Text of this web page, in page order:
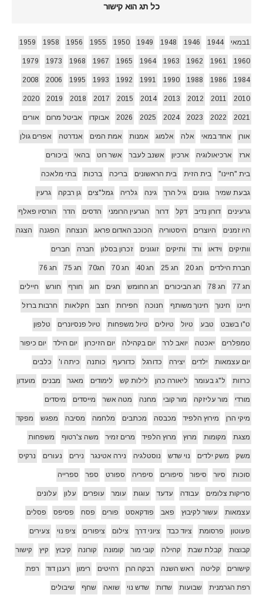
כל תג הוא קישור
1במאי 1944
1946
1948
1949
1950
1955
1956
1958
1959
1960
1961
1962
1963
1964
1965
1967
1968
1973
1979
1984
1986
1988
1990
1991
1992
1993
1995
2006
2008
2010
2011
2012
2013
2014
2015
2017
2018
2019
2020
2021
2022
2023
2024
2025
2026 אבוקדו אביטל מרום אורים
אורן אחד במאי אלה אלמוג אמנות אמת המים אנדרטה אפרים גולן
ארז ארכיאולוגיה ארכיון אשנב לעבר אשר רוט בהאי ביכורים
בית "חיינו" בית הזית בית הראשונים בריכה ברכות בתי מלאכה
גבעת שמיר גוונים גיל הרך גינה גלריה גמל"צים גן רבקה גרעין
גרעינים דורון נדיב דקל דרור הגרעין הרומני הדסים הדר הורסיו פאלף
היו זמנים היוצרים היסטוריה הכוכב האדום פראג הנצחה הפגנה הצגה
וותיקים וידאו ורד ותיקים זוגונים זכרון בסלון חברה חברים
חברת הילדים חג 20 חג 25 חג 40 חג 70 חג70 חג 75 חג 76
חג 77 חג 78 חג הביכורים חג החומש חגים חוג חורף חורש חיילים
חיינו חינוך חינוך משותף חנוכה חפירות חצב חקלאות חרבות ברזל
ט"ו בשבט טבע טיול טיולים טיול משפחות טיול פנסיונרים טלפון
טמפלרים יאכטה יואב לרר יום בקהילה יום הזיכרון יום הילד יום כיפור
יום עצמאות ילדים יצירה כדורגל כדורעף כותנה כיתה ו' כלבים
כרזות ל"ג בעומר ליאורה כהן לילות קש לימודים מאגר מבנים מועדון
מורדי מור עליזקה מור קובי מחנה מטה אשר מייסדים מיסדים
מיקי הרן מירוץ הלפיד מכבסה מכתבים מלחמה מסיבה מפגש מפקד
מצגת מקומות מרוץ מרוץ הלפיד מרים זמיר משה צ'רטוף משפחות
משק משק ילדים נוי שדש נוסטלגיה נירה אטינגר נירים נעורים נרקיס
סוכות סיור סיפור סיפורים סיפריה ספורט ספר ספרייה
סריקות צלומים עבודה עדעד עוגות עומר עופרים עלון עלונים
עצמאות עשור לקיבוץ פאב פודקאסט פורים פסח פסיפס פסלים
פעוטון פרסומת ציוד כבד ציוני דרך צילום ציפורים ציפ נוי צעירים
קבוצות קבלת שבת קהילה קובי מור קומונה קורונה קיבוץ קיץ קישור
קישורים קליטה ראש השנה רבקה הרן רהיטים רימון רענן דוד רפת
רפת הגרמנית שבועות שדות שדש נוי שואה שחף שיבולים